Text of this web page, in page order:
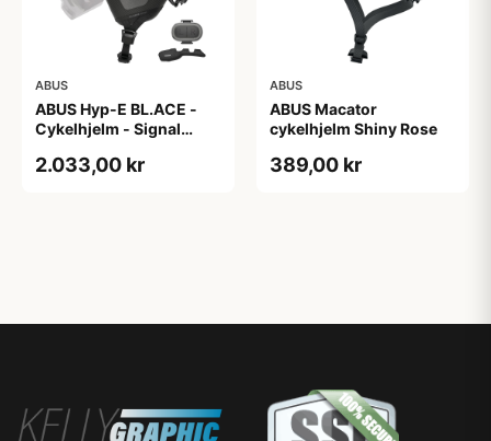
ABUS
ABUS Hyp-E BL.ACE -
Cykelhjelm - Signal
2.033,00 kr
ABUS
ABUS Macator
cykelhjelm Shiny Rose
389,00 kr